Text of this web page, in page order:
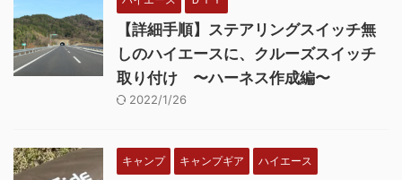
【詳細手順】ステアリングスイッチ無
しのハイエースに、クルーズスイッチ
取り付け 〜ハーネス作成編〜
2022/1/26
キャンプ キャンプギア ハイエース